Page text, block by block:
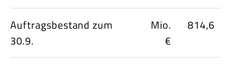
Auftragsbestand zum
30.9.
Mio.
€
814,6